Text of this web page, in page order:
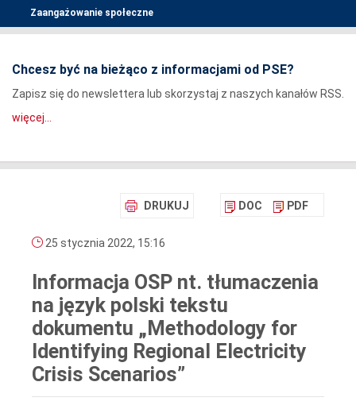
Zaangażowanie społeczne
Chcesz być na bieżąco z informacjami od PSE?
Zapisz się do newslettera lub skorzystaj z naszych kanałów RSS.
więcej...
DRUKUJ DOC PDF
25 stycznia 2022, 15:16
Informacja OSP nt. tłumaczenia
na język polski tekstu
dokumentu „Methodology for
Identifying Regional Electricity
Crisis Scenarios”